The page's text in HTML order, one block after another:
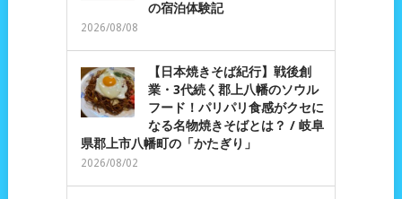
の宿泊体験記
2026/08/08
【日本焼きそば紀行】戦後創
業・3代続く郡上八幡のソウル
フード！パリパリ食感がクセに
なる名物焼きそばとは？ / 岐阜
県郡上市八幡町の「かたぎり」
2026/08/02